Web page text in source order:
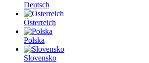
Deutsch
Österreich
Polska
Slovensko